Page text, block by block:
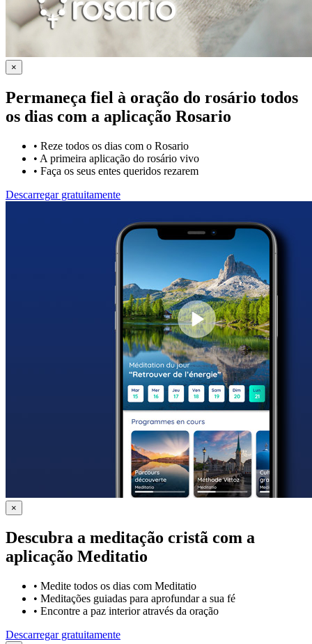
×
Permaneça fiel à oração do rosário todos
os dias com a aplicação Rosario
• Reze todos os dias com o Rosario
• A primeira aplicação do rosário vivo
• Faça os seus entes queridos rezarem
Descarregar gratuitamente
×
Descubra a meditação cristã com a
aplicação Meditatio
• Medite todos os dias com Meditatio
• Meditações guiadas para aprofundar a sua fé
• Encontre a paz interior através da oração
Descarregar gratuitamente